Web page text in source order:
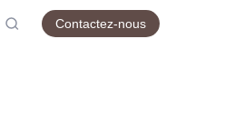
Contactez-nous